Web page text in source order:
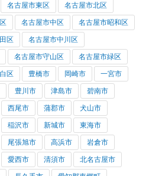
名古屋市東区 名古屋市北区
名古屋市中区 名古屋市昭和区
区 名古屋市中川区
名古屋市守山区 名古屋市緑区
区 豊橋市 岡崎市 一宮市
豊川市 津島市 碧南市
西尾市 蒲郡市 犬山市
稲沢市 新城市 東海市
尾張旭市 高浜市 岩倉市
愛西市 清須市 北名古屋市